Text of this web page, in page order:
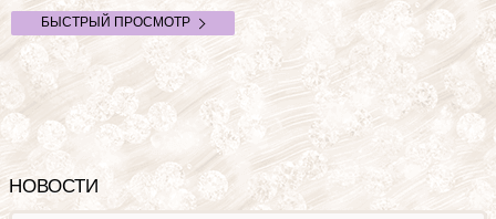
БЫСТРЫЙ ПРОСМОТР
НОВОСТИ